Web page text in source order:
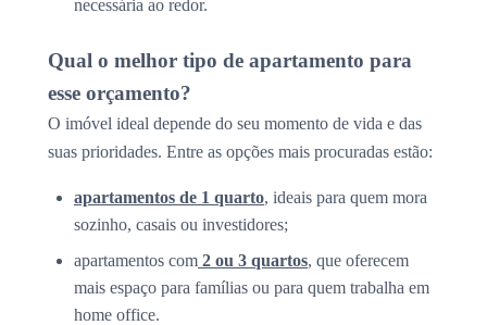
necessária ao redor.
Qual o melhor tipo de apartamento para
esse orçamento?
O imóvel ideal depende do seu momento de vida e das
suas prioridades. Entre as opções mais procuradas estão:
apartamentos de 1 quarto, ideais para quem mora
sozinho, casais ou investidores;
apartamentos com 2 ou 3 quartos, que oferecem
mais espaço para famílias ou para quem trabalha em
home office.